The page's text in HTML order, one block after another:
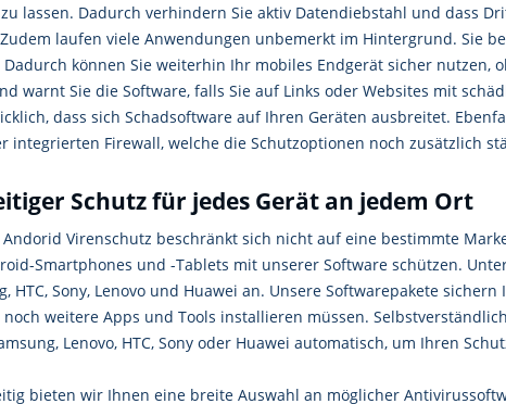
lassen. Dadurch verhindern Sie aktiv Datendiebstahl und dass
laufen viele Anwendungen unbemerkt im Hintergrund. Sie
können Sie weiterhin Ihr mobiles Endgerät sicher nutzen,
warnt Sie die Software, falls Sie auf Links oder Websites mit
dass sich Schadsoftware auf Ihren Geräten ausbreitet.
integrierten Firewall, welche die Schutzoptionen noch zusätzlich
Schutz für jedes Gerät an jedem Ort
Virenschutz beschränkt sich nicht auf eine bestimmte
Smartphones und -Tablets mit unserer Software schützen.
HTC, Sony, Lenovo und Huawei an. Unsere Softwarepakete
noch weitere Apps und Tools installieren müssen.
Lenovo, HTC, Sony oder Huawei automatisch, um Ihren
bieten wir Ihnen eine breite Auswahl an möglicher